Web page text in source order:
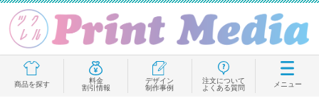
商品を探す 料金
割引情報
デザイン
制作事例
注文について
よくある質問 メニュー